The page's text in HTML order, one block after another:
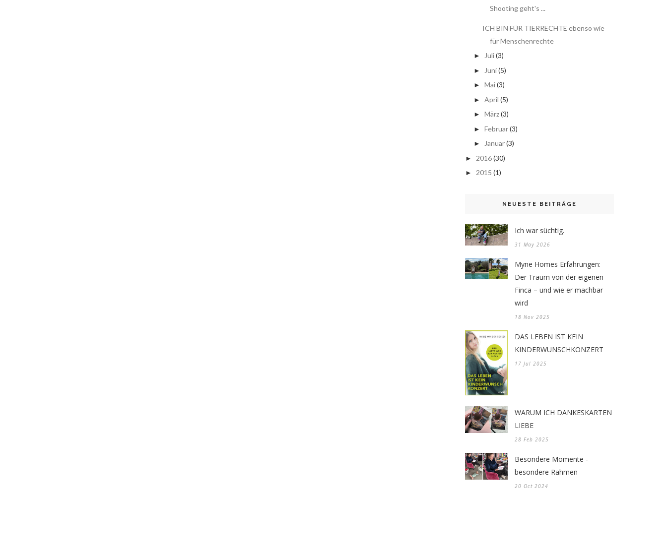
Shooting geht's ...
ICH BIN FÜR TIERRECHTE ebenso wie
für Menschenrechte
► Juli(3)
► Juni(5)
► Mai(3)
► April (5)
► März(3)
► Februar(3)
► Januar(3)
► 2016(30)
► 2015 (1)
NEUESTE BEITRÄGE
Ich war süchtig.
31 May 2026
Myne Homes Erfahrungen:
Der Traum von der eigenen
Finca – und wie er machbar
wird
18 Nov 2025
DAS LEBEN IST KEIN
KINDERWUNSCHKONZERT
17 Jul 2025
WARUM ICH DANKESKARTEN
LIEBE
28 Feb 2025
Besondere Momente -
besondere Rahmen
20 Oct 2024